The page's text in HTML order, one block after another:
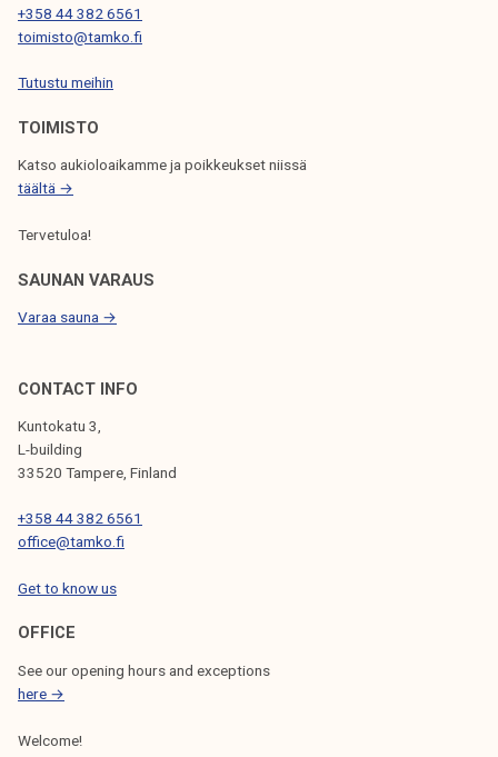
N
S
E
L
A
U
S
+358 44 382 6561
toimisto@tamko.fi
Tutustu meihin
TOIMISTO
Katso aukioloaikamme ja poikkeukset niissä
täältä →
Tervetuloa!
SAUNAN VARAUS
Varaa sauna →
CONTACT INFO
Kuntokatu 3,
L-building
33520 Tampere, Finland
+358 44 382 6561
office@tamko.fi
Get to know us
OFFICE
See our opening hours and exceptions
here →
Welcome!